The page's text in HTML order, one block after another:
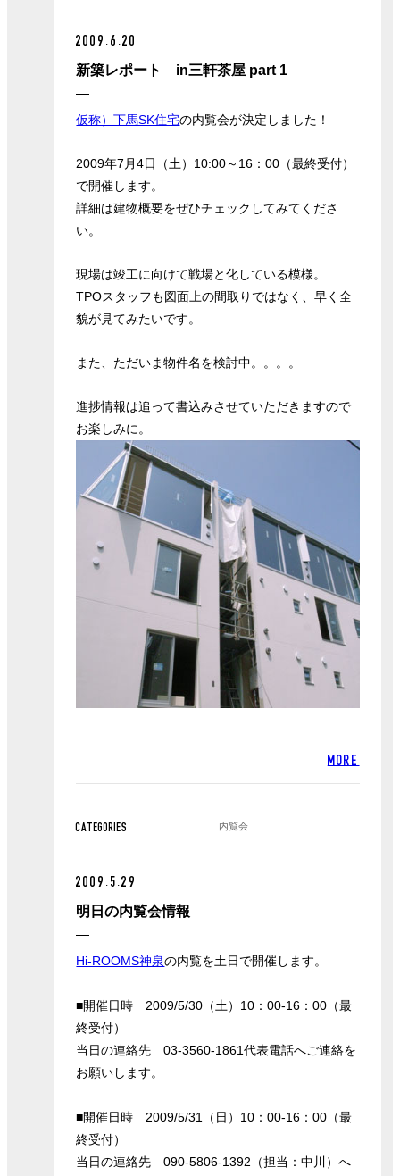
2009.6.20
新築レポート in三軒茶屋 part 1
仮称）下馬SK住宅の内覧会が決定しました！
2009年7月4日（土）10:00～16：00（最終受付）
で開催します。
詳細は建物概要をぜひチェックしてみてくださ
い。
現場は竣工に向けて戦場と化している模様。
TPOスタッフも図面上の間取りではなく、早く全
貌が見てみたいです。
また、ただいま物件名を検討中。。。。
進捗情報は追って書込みさせていただきますので
お楽しみに。
MORE
CATEGORIES 内覧会
2009.5.29
明日の内覧会情報
Hi-ROOMS神泉の内覧を土日で開催します。
■開催日時 2009/5/30（土）10：00-16：00（最
終受付）
当日の連絡先 03-3560-1861代表電話へご連絡を
お願いします。
■開催日時 2009/5/31（日）10：00-16：00（最
終受付）
当日の連絡先 090-5806-1392（担当：中川）へ